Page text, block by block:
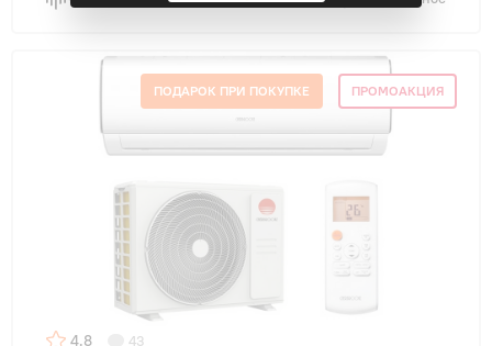
ПОДАРОК ПРИ ПОКУПКЕ ПРОМОАКЦИЯ
4.8 43